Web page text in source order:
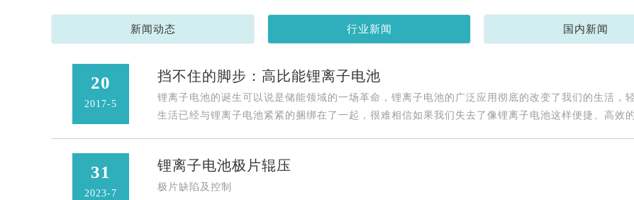
新闻动态 行业新闻 国内新闻
20
2017-5
挡不住的脚步：高比能锂离子电池
锂离子电池的诞生可以说是储能领域的一场革命，锂离子电池的广泛应用彻底的改变了我们的生活，
生活已经与锂离子电池紧紧的捆绑在了一起，很难相信如果我们失去了像锂离子电池这样便捷、高效
31
2023-7
锂离子电池极片辊压
极片缺陷及控制